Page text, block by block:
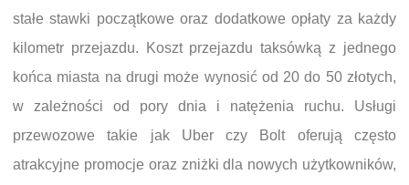
stałe stawki początkowe oraz dodatkowe opłaty za każdy
kilometr przejazdu. Koszt przejazdu taksówką z jednego
końca miasta na drugi może wynosić od 20 do 50 złotych,
w zależności od pory dnia i natężenia ruchu. Usługi
przewozowe takie jak Uber czy Bolt oferują często
atrakcyjne promocje oraz zniżki dla nowych użytkowników,